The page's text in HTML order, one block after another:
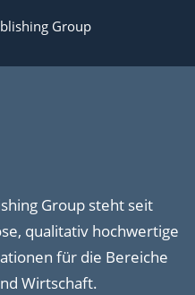
Group
Group steht seit
qualitativ hochwertige
für die Bereiche
Wirtschaft.